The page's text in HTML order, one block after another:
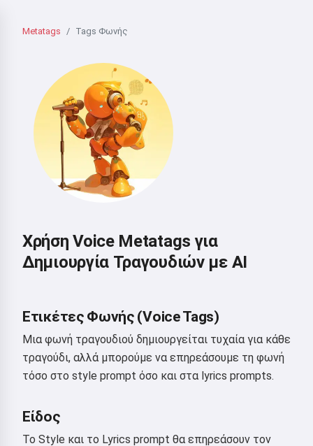
Metatags Tags Φωνής
Χρήση Voice Metatags για
Δημιουργία Τραγουδιών με AI
Ετικέτες Φωνής (Voice Tags)
Μια φωνή τραγουδιού δημιουργείται τυχαία για κάθε
τραγούδι, αλλά μπορούμε να επηρεάσουμε τη φωνή
τόσο στο style prompt όσο και στα lyrics prompts.
Είδος
Το Style και το Lyrics prompt θα επηρεάσουν τον